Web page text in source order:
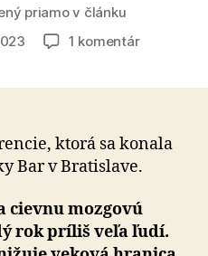
priamo v článku
1 komentárna
Svetový
ktorá sa konala
Bar v Bratislave.
cievnu mozgovú
rok príliš veľa ľudí.